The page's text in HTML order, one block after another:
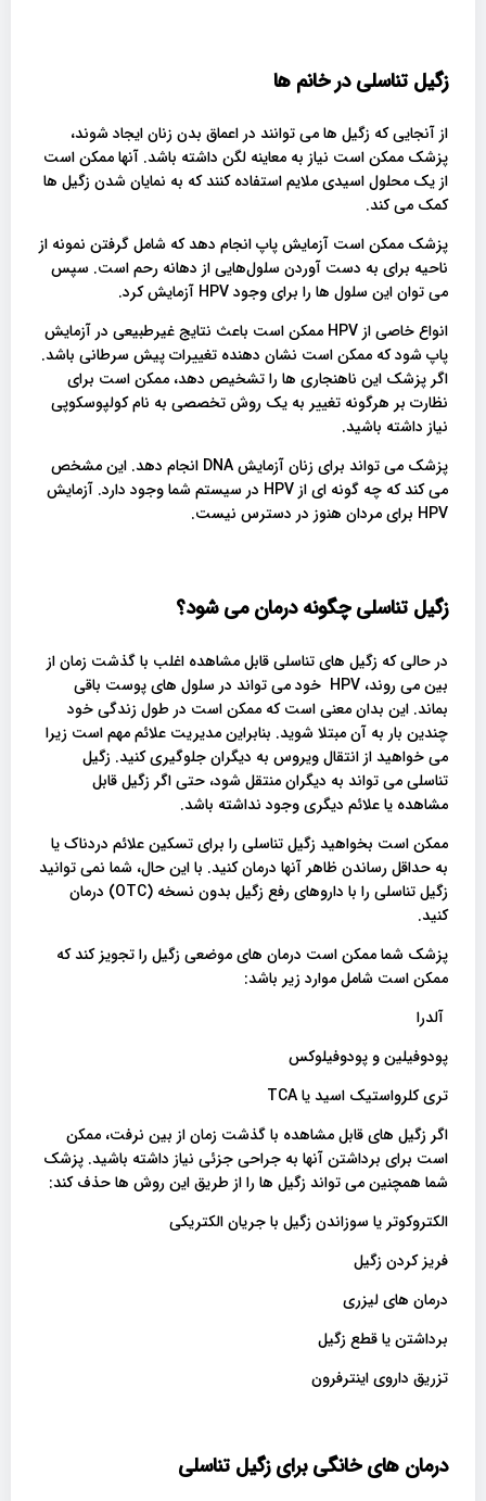
زگیل تناسلی در خانم ها
از آنجایی که زگیل ها می توانند در اعماق بدن زنان ایجاد شوند،
پزشک ممکن است نیاز به معاینه لگن داشته باشد. آنها ممکن است
از یک محلول اسیدی ملایم استفاده کنند که به نمایان شدن زگیل ها
کمک می کند.
پزشک ممکن است آزمایش پاپ انجام دهد که شامل گرفتن نمونه از
ناحیه برای به دست آوردن سلول‌هایی از دهانه رحم است. سپس
می توان این سلول ها را برای وجود HPV آزمایش کرد.
انواع خاصی از HPV ممکن است باعث نتایج غیرطبیعی در آزمایش
پاپ شود که ممکن است نشان دهنده تغییرات پیش سرطانی باشد.
اگر پزشک این ناهنجاری ها را تشخیص دهد، ممکن است برای
نظارت بر هرگونه تغییر به یک روش تخصصی به نام کولپوسکوپی
نیاز داشته باشید.
پزشک می تواند برای زنان آزمایش DNA انجام دهد. این مشخص
می کند که چه گونه ای از HPV در سیستم شما وجود دارد. آزمایش
HPV برای مردان هنوز در دسترس نیست.
زگیل تناسلی چگونه درمان می شود؟
در حالی که زگیل های تناسلی قابل مشاهده اغلب با گذشت زمان از
بین می روند، HPV خود می تواند در سلول های پوست باقی
بماند. این بدان معنی است که ممکن است در طول زندگی خود
چندین بار به آن مبتلا شوید. بنابراین مدیریت علائم مهم است زیرا
می خواهید از انتقال ویروس به دیگران جلوگیری کنید. زگیل
تناسلی می تواند به دیگران منتقل شود، حتی اگر زگیل قابل
مشاهده یا علائم دیگری وجود نداشته باشد.
ممکن است بخواهید زگیل تناسلی را برای تسکین علائم دردناک یا
به حداقل رساندن ظاهر آنها درمان کنید. با این حال، شما نمی توانید
زگیل تناسلی را با داروهای رفع زگیل بدون نسخه (OTC) درمان
کنید.
پزشک شما ممکن است درمان های موضعی زگیل را تجویز کند که
ممکن است شامل موارد زیر باشد:
آلدرا
پودوفیلین و پودوفیلوکس
تری کلرواستیک اسید یا TCA
اگر زگیل های قابل مشاهده با گذشت زمان از بین نرفت، ممکن
است برای برداشتن آنها به جراحی جزئی نیاز داشته باشید. پزشک
شما همچنین می تواند زگیل ها را از طریق این روش ها حذف کند:
الکتروکوتر یا سوزاندن زگیل با جریان الکتریکی
فریز کردن زگیل
درمان های لیزری
برداشتن یا قطع زگیل
تزریق داروی اینترفرون
درمان های خانگی برای زگیل تناسلی